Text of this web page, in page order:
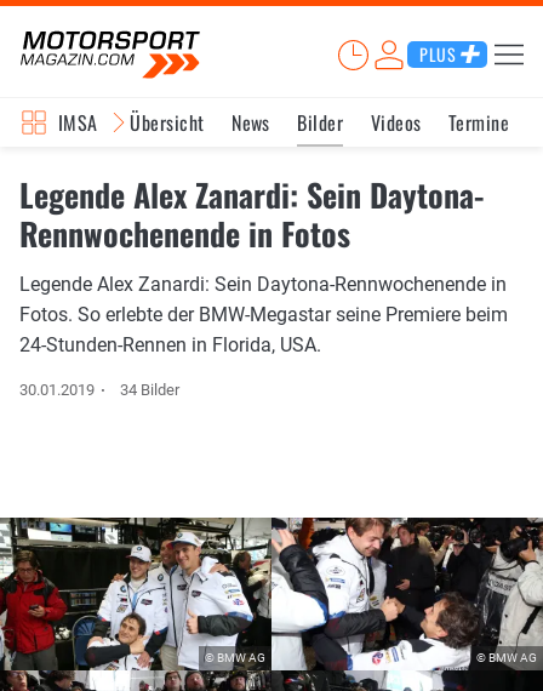
PLUS
IMSA Übersicht News Bilder Videos Termine
Legende Alex Zanardi: Sein Daytona-
Rennwochenende in Fotos
Legende Alex Zanardi: Sein Daytona-Rennwochenende in
Fotos. So erlebte der BMW-Megastar seine Premiere beim
24-Stunden-Rennen in Florida, USA.
30.01.2019 34 Bilder